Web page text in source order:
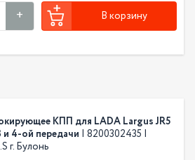
В корзину
КПП для LADA Largus JR5
и 4-ой передачи | 8200302435 |
г. Булонь